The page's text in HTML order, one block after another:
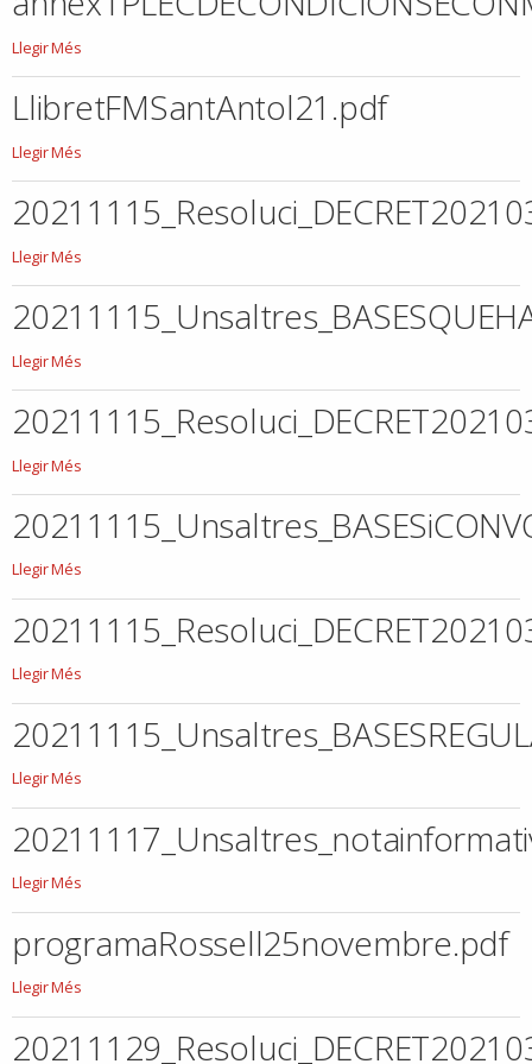
Llegir Més
LlibretFMSantAntol21.pdf
LlibretFMSantAntol21.pdf
Llegir Més
Llegir Més
Llegir Més
Llegir Més
Llegir Més
Llegir Més
Llegir Més
20211117_Unsaltres_notainformativa.pdf
Llegir Més
programaRossell25novembre.pdf
programaRossell25novembre.pdf
Llegir Més